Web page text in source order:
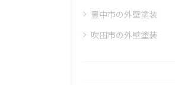
豊中市の外壁塗装
吹田市の外壁塗装